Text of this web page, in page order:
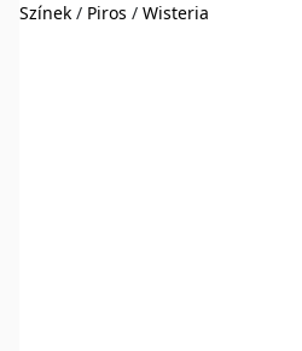
Színek / Piros / Wisteria